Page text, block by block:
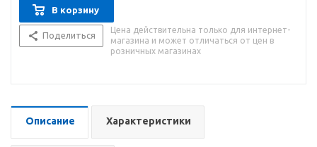
В корзину
Поделиться
Цена действительна только для интернет-
магазина и может отличаться от цен в
розничных магазинах
Описание Характеристики